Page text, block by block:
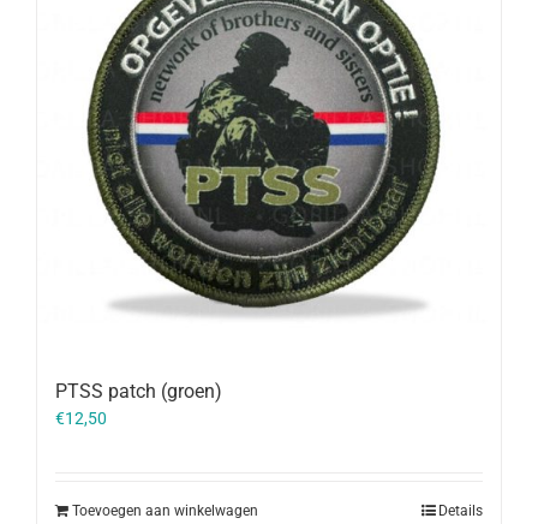
PTSS patch (groen)
€12,50
Toevoegen aan winkelwagen Details